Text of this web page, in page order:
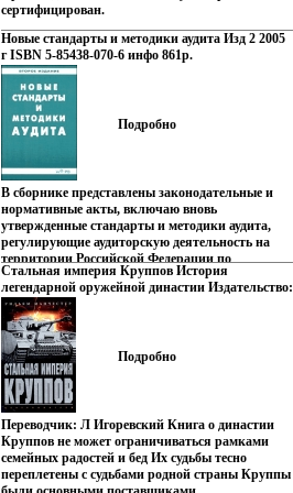
сертифицирован.
Новые стандарты и методики аудита Изд 2 2005
г ISBN 5-85438-070-6 инфо 861p.
Подробно
В сборнике представлены законодательные и
нормативные акты, включаю вновь
утвержденные стандарты и методики аудита,
регулирующие аудиторскую деятельность на
территории Российской Федерации по
состоянию на 1 окванытября 2004 года Книга
предназначена для персонала аудиторских
организаций, внутренних аудиторов
предприятий, преподавателей, аспирантов и
студентов экономических вузов.
Стальная империя Круппов История
легендарной оружейной династии Издательство:
Центрполиграф, 2003 г Твердый переплет, 702
стр ISBN 5-9524-0632-7 Тираж: 5000 экз
Формат: 60x90/16 (~145х217 мм) инфо 863p.
Подробно
Переводчик: Л Игоревский Книга о династии
Круппов не может ограничиваться рамками
семейных радостей и бед Их судьбы тесно
переплетены с судьбами родной страны Круппы